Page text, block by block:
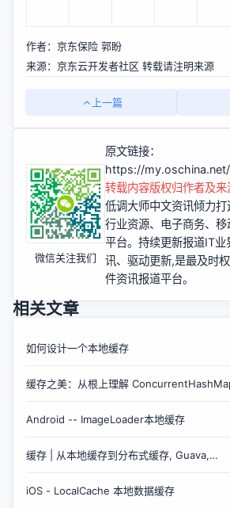
作者：京东保险 郭盼
来源：京东云开发者社区 转载请注明来源
上一篇
微信关注我们
原文链接：
https://
转载内容版权归作者及来
低调大师中文资讯倾力打
行业资源、电子商务、
平台。持续更新报道IT
讯、驱动更新,是最及时
件资讯报道平台。
相关文章
如何设计一个本地缓存
缓存之美：从根上理解
Android -- ImageLoader本地缓存
缓存 | 从本地缓存到分布式缓存, Guava,
iOS - LocalCache 本地数据缓存